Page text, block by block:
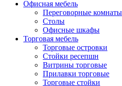
Офисная мебель
Переговорные комнаты
Столы
Офисные шкафы
Торговая мебель
Торговые островки
Стойки ресепшн
Витрины торговые
Прилавки торговые
Торговые стойки